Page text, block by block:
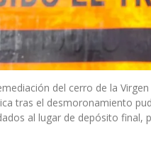
del cerro de la
tras el desmoronamiento
al lugar de depósito final,